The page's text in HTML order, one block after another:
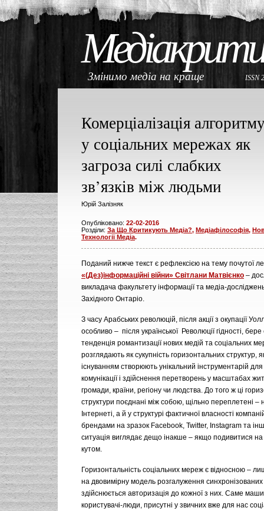
Змінимо медіа на краще ISSN
Комерціалізація
у соціальних мережах як
загроза силі слабких
зв’язків між людьми
Юрій Залізняк
Опубліковано: 22-02-2016
Розділи: За Що Критикують Медіа?, Медіафілософія,
Технології Медіа.
Поданий нижче текст є рефлексією на тему почутої
«(Дез)інформаційні війни» Світлани Матвієнко –
викладача факультету інформації та медіа-
Західного Онтаріо.
З часу Арабських революцій, після акції з окупації
особливо – після української Революції гідності, бере
тенденція романтизації нових медій та соціальних
розглядають як сукупність горизонтальних структур,
існуванням створюють унікальний інструментарій
комунікації і здійснення перетворень у масштабах
громади, країни, регіону чи людства. До того ж ці
структури поєднані між собою, щільно переплетені –
Інтернеті, а й у структурі фактичної власності
брендами на зразок Facebook, Twitter, Instagram та
ситуація виглядає дещо інакше – якщо подивитися на
кутом.
Горизонтальність соціальних мереж є відносною –
на двовимірну модель розгалуження
здійснюється авторизація до кожної з них. Саме
користувачі-люди, присутні у звичних вже для нас